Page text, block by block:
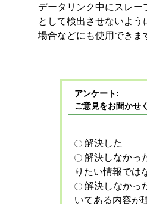
データリンク中にスレ
として検出させないよ
場合などにも使用できま
アンケート:
ご意見をお聞かせ
解決した
解決しなかっ
りたい情報では
解決しなかっ
いてある内容が